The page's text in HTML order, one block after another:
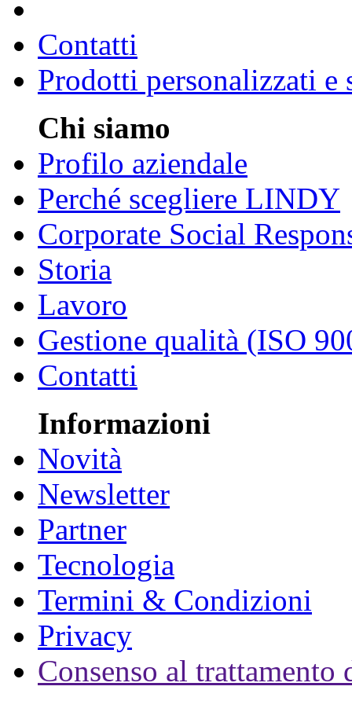
Contatti
Prodotti personalizzati e
Chi siamo
Profilo aziendale
Perché scegliere LINDY
Corporate Social
Storia
Lavoro
Gestione qualità (ISO
Contatti
Informazioni
Novità
Newsletter
Partner
Tecnologia
Termini & Condizioni
Privacy
Consenso al trattamento